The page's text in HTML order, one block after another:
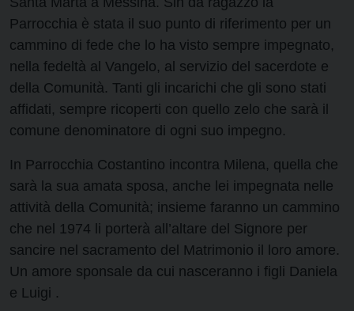
Parrocchia è stata il suo punto di riferimento per un
cammino di fede che lo ha visto sempre impegnato,
nella fedeltà al Vangelo, al servizio del sacerdote e
della Comunità. Tanti gli incarichi che gli sono stati
affidati, sempre ricoperti con quello zelo che sarà il
comune denominatore di ogni suo impegno.
In Parrocchia Costantino incontra Milena, quella che
sarà la sua amata sposa, anche lei impegnata nelle
attività della Comunità; insieme faranno un cammino
che nel 1974 li porterà all’altare del Signore per
sancire nel sacramento del Matrimonio il loro amore.
Un amore sponsale da cui nasceranno i figli Daniela
e Luigi .